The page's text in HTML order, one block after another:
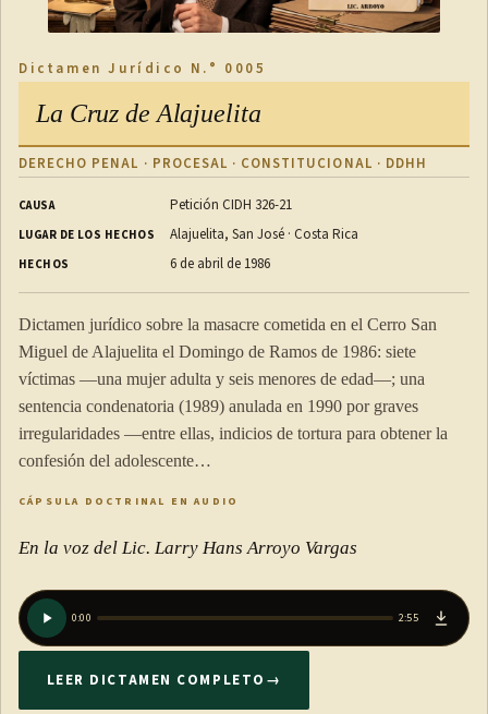
Dictamen Jurídico N.° 0005
La Cruz de Alajuelita
DERECHO PENAL · PROCESAL · CONSTITUCIONAL · DDHH
CAUSA Petición CIDH 326-21
LUGAR DE LOS HECHOS Alajuelita, San José · Costa Rica
HECHOS 6 de abril de 1986
Dictamen jurídico sobre la masacre cometida en el Cerro San
Miguel de Alajuelita el Domingo de Ramos de 1986: siete
víctimas —una mujer adulta y seis menores de edad—; una
sentencia condenatoria (1989) anulada en 1990 por graves
irregularidades —entre ellas, indicios de tortura para obtener la
confesión del adolescente…
CÁPSULA DOCTRINAL EN AUDIO
En la voz del Lic. Larry Hans Arroyo Vargas
0:00 2:55
LEER DICTAMEN COMPLETO →